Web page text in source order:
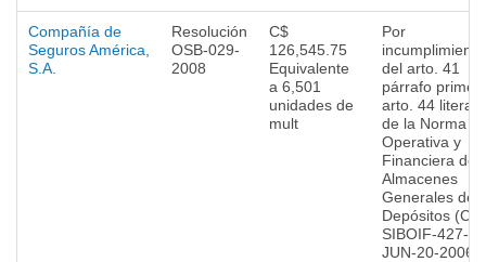
Compañía de
Seguros América,
S.A.
Resolución
OSB-029-
2008
C$
126,545.75
Equivalente
a 6,501
unidades de
mult
Por
incumplimiento
del arto. 41
párrafo
arto. 44 literal
de la Norma
Operativa y
Financiera de
Almacenes
Generales de
Depósitos (CD-
SIBOIF-427-1-
JUN-20-2006).